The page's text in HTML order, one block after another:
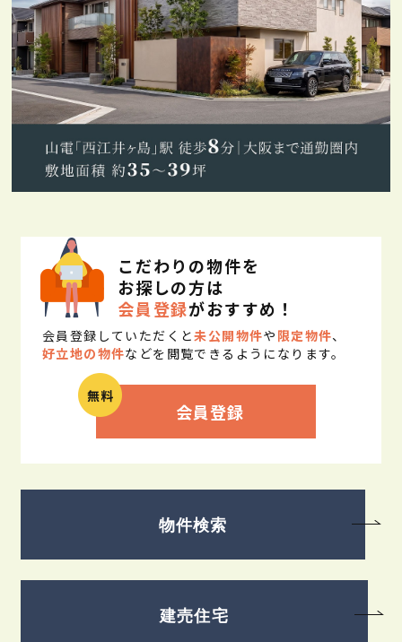
こだわりの物件を
お探しの方は
会員登録がおすすめ！
会員登録していただくと未公開物件や 限定物件、
好立地の物件などを閲覧できるようになります。
会員登録
物件検索
建売住宅